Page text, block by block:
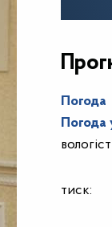
Погода
Погода
тиск: